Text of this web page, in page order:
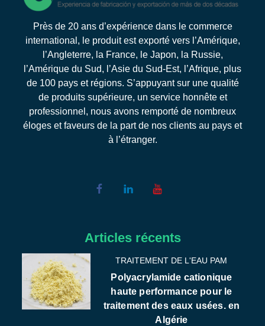
Près de 20 ans d’expérience dans le commerce
international, le produit est exporté vers l’Amérique,
l’Angleterre, la France, le Japon, la Russie,
l’Amérique du Sud, l’Asie du Sud-Est, l’Afrique, plus
de 100 pays et régions. S’appuyant sur une qualité
de produits supérieure, un service honnête et
professionnel, nous avons remporté de nombreux
éloges et faveurs de la part de nos clients au pays et
à l’étranger.
Articles récents
TRAITEMENT DE L'EAU PAM
Polyacrylamide cationique
haute performance pour le
traitement des eaux usées. en
Algérie